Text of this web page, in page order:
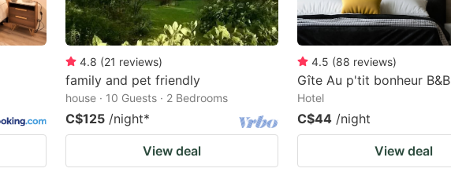
dates.
4.8 (21 reviews)
family and pet friendly
house · 10 Guests · 2 Bedrooms
C$125 /night*
View deal
4.5 (88 reviews)
Gîte Au p'tit bonheur B&B
Hotel
C$44 /night
View deal